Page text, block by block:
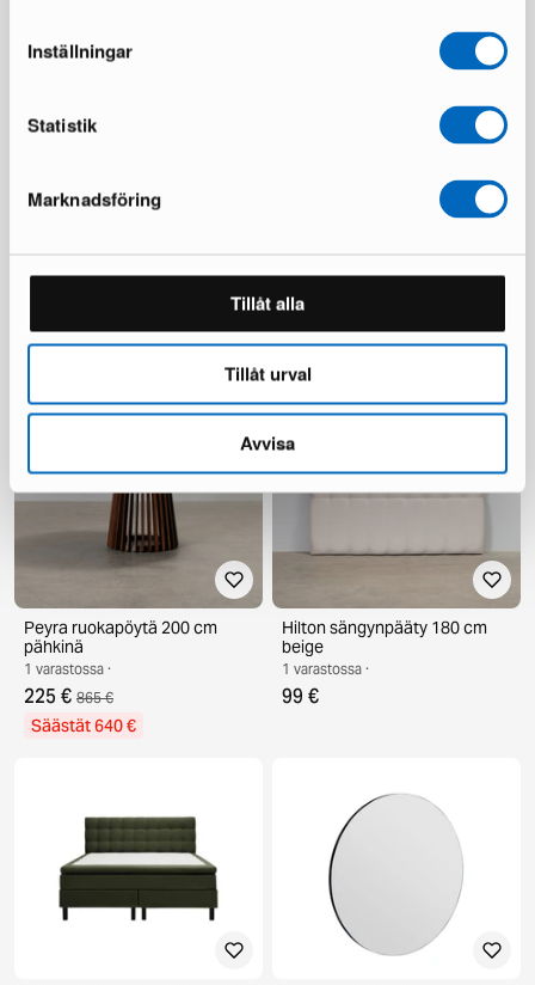
Inställningar
Statistik
Marknadsföring
Tillåt alla
Tillåt urval
Avvisa
Montana sänky 160 x 200 cm
599 €
Yeno konsolipöytä
1 varastossa ·
149 €
Peyra ruokapöytä 200 cm
pähkinä
1 varastossa ·
225 € 865 €
Säästät 640 €
Hilton sängynpääty 180 cm
beige
1 varastossa ·
99 €